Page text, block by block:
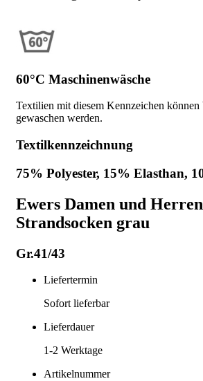
60°C Maschinenwäsche
Textilien mit diesem Kennzeichen
gewaschen werden.
Textilkennzeichnung
75% Polyester, 15% Elasthan,
Ewers Damen und
Strandsocken grau
Gr.41/43
Liefertermin
Sofort lieferbar
Lieferdauer
1-2 Werktage
Artikelnummer